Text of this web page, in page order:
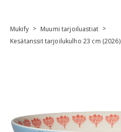
Mukify > Muumi tarjoiluastiat >
Kesätanssit tarjoilukulho 23 cm (2026)